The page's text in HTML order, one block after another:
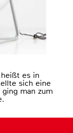
es in
sich eine
man zum